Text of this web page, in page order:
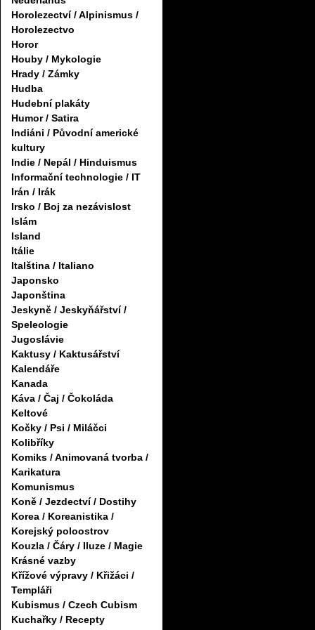
Horolezectví / Alpinismus /
Horolezectvo
Horor
Houby / Mykologie
Hrady / Zámky
Hudba
Hudební plakáty
Humor / Satira
Indiáni / Původní americké
kultury
Indie / Nepál / Hinduismus
Informační technologie / IT
Irán / Irák
Irsko / Boj za nezávislost
Islám
Island
Itálie
Italština / Italiano
Japonsko
Japonština
Jeskyně / Jeskyňářství /
Speleologie
Jugoslávie
Kaktusy / Kaktusářství
Kalendáře
Kanada
Káva / Čaj / Čokoláda
Keltové
Kočky / Psi / Miláčci
Kolibříky
Komiks / Animovaná tvorba /
Karikatura
Komunismus
Koně / Jezdectví / Dostihy
Korea / Koreanistika /
Korejský poloostrov
Kouzla / Čáry / Iluze / Magie
Krásné vazby
Křížové výpravy / Křižáci /
Templáři
Kubismus / Czech Cubism
Kuchařky / Recepty